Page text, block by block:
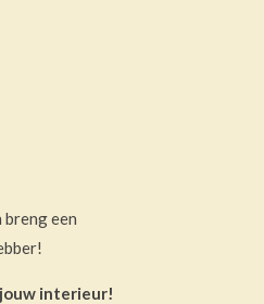
een
interieur!